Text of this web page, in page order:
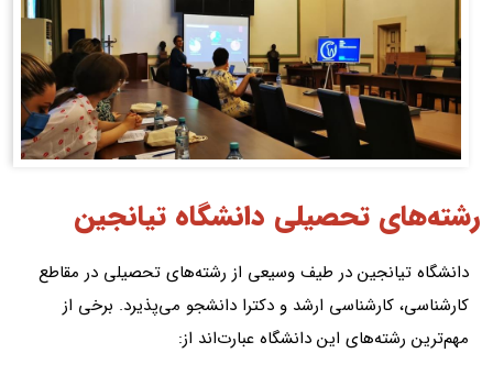
رشته‌های تحصیلی دانشگاه تیانجین
دانشگاه تیانجین در طیف وسیعی از رشته‌های تحصیلی در مقاطع
کارشناسی، کارشناسی ارشد و دکترا دانشجو می‌پذیرد. برخی از
مهم‌ترین رشته‌های این دانشگاه عبارت‌اند از: